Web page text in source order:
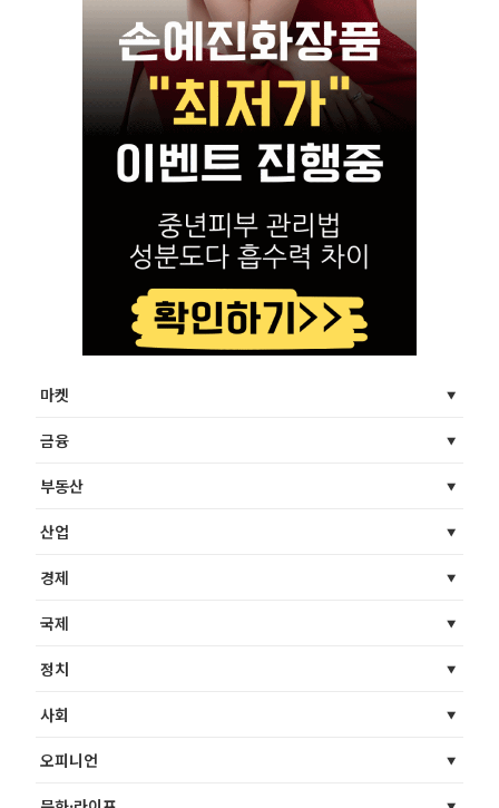
마켓
금융
부동산
산업
경제
국제
정치
사회
오피니언